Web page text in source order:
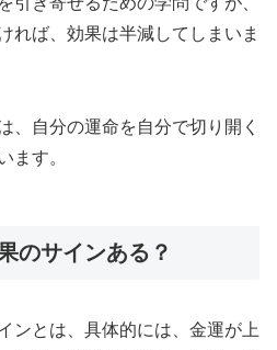
れば、効果は半減してしまいま
、自分の運命を自分で切り開く
ます。
のサインある？
ンとは、具体的には、金運が上